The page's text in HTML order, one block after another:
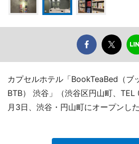
カプセルホテル「BookTeaBed（ブ
BTB） 渋谷」（渋谷区円山町、
月3日、渋谷・円山町にオープンした